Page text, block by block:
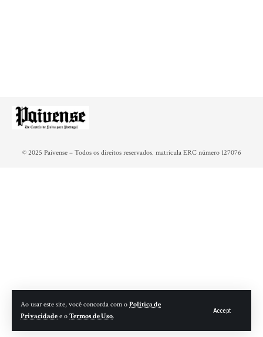
Ao usar este site, você concorda com o Política de
Privacidade e o Termos de Uso.
Accept
© 2025 Paivense – Todos os direitos reservados. matrícula ERC número 127076